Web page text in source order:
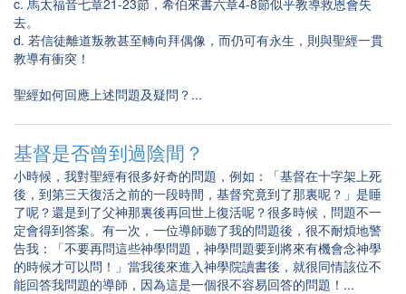
c. 馬太福音七章21-23節，希伯來書六章4-8節似乎教導救恩會失
去。
d. 若信徒離道叛教甚至轉向拜偶像，而仍可有永生，則與聖經一貫
教導有衝突！
聖經如何回應上述問題及疑問？...
基督是否曾到過陰間？
小時候，我對聖經有很多好奇的問題，例如：「基督在十字架上死
後，到第三天復活之前的一段時間，基督究竟到了那裏呢？」是睡
了呢？還是到了父神那裏後再回世上復活呢？很多時候，問題不一
定會得到答案。有一次，一位導師聽了我的問題後，很不耐煩地警
告我：「不要再問這些神學問題，神學問題要到將來有機會念神學
的時候才可以問！」當我後來進入神學院讀書後，就很同情該位不
能回答我問題的導師，因為這是一個很不容易回答的問題！...